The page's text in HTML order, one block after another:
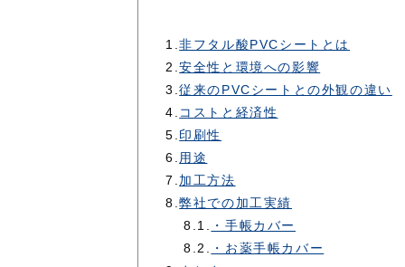
1.非フタル酸PVCシートとは
2.安全性と環境への影響
3.従来のPVCシートとの外観の違い
4. コストと経済性
5.印刷性
6.用途
7.加工方法
8.弊社での加工実績
8.1. ・手帳カバー
8.2. ・お薬手帳カバー